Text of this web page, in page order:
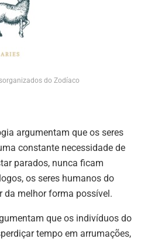
do Zodíaco
argumentam que os seres
constante necessidade de
parados, nunca ficam
os seres humanos do
da melhor forma possível.
que os indivíduos do
tempo em arrumações,